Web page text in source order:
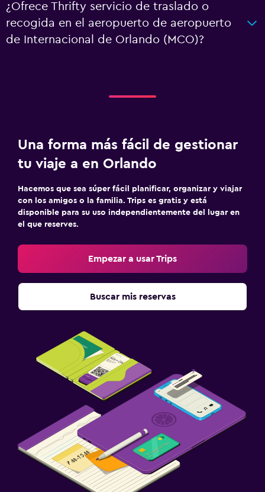
¿Ofrece Thrifty servicio de traslado o
recogida en el aeropuerto de aeropuerto
de Internacional de Orlando (MCO)?
Una forma más fácil de gestionar
tu viaje a en Orlando
Hacemos que sea súper fácil planificar, organizar y viajar
con los amigos o la familia. Trips es gratis y está
disponible para su uso independientemente del lugar en
el que reserves.
Empezar a usar Trips
Buscar mis reservas